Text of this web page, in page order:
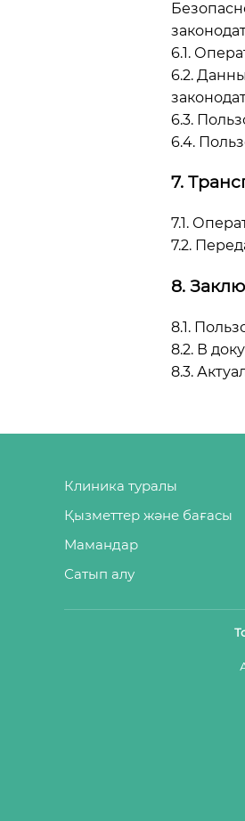
6.1.
6.2.
6.3.
6.4.
7.
7.1.
7.2.
8.
8.1.
8.2. В
8.3.
Клиника туралы
Қызметтер және бағасы
Мамандар
Сатып алу